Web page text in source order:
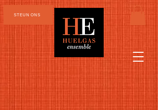
STEUN ONS